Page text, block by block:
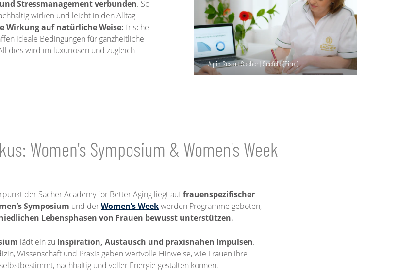
Stressmanagement verbunden. So
wirken und leicht in den Alltag
Wirkung auf natürliche Weise: frische
ideale Bedingungen für ganzheitliche
dies wird im luxuriösen und zugleich
Alpin Resort Sacher | Seefeld (Tirol)
Women's Symposium & Women's Week
der Sacher Academy for Better Aging liegt auffrauenspezifischer
Symposium und derWomen’s Weekwerden Programme geboten,
Lebensphasen von Frauen bewusst unterstützen.
lädt ein zu Inspiration, Austausch und praxisnahen Impulsen.
Wissenschaft und Praxis geben wertvolle Hinweise, wie Frauen ihre
nachhaltig und voller Energie gestalten können.